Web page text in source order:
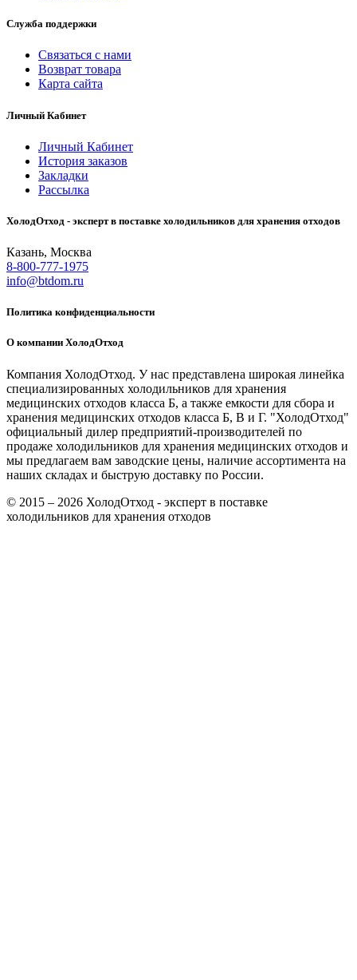
Служба поддержки
Связаться с нами
Возврат товара
Карта сайта
Личный Кабинет
Личный Кабинет
История заказов
Закладки
Рассылка
ХолодОтход - эксперт в поставке холодильников для хранения отходов
Казань, Москва
8-800-777-1975
info@btdom.ru
Политика конфиденциальности
О компании ХолодОтход
Компания ХолодОтход. У нас представлена широкая линейка
специализированных холодильников для хранения
медицинских отходов класса Б, а также емкости для сбора и
хранения медицинских отходов класса Б, В и Г. "ХолодОтход"
официальный дилер предприятий-производителей по
продаже холодильников для хранения медицинских отходов и
мы предлагаем вам заводские цены, наличие ассортимента на
наших складах и быструю доставку по России.
© 2015 – 2026 ХолодОтход - эксперт в поставке
холодильников для хранения отходов